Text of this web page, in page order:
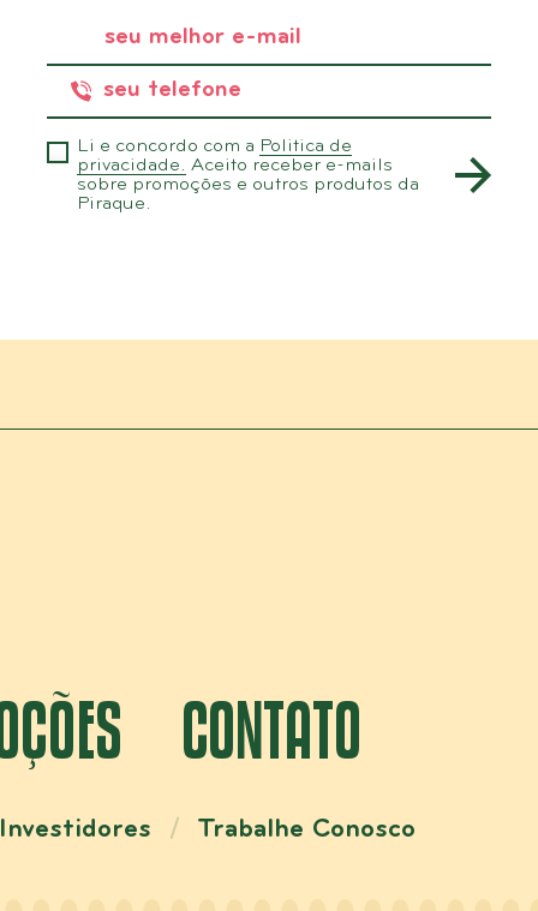
Li e concordo com a Politica de
privacidade.
Aceito receber e-mails
sobre promoções e outros produtos da
Piraque.
CONTATO
Trabalhe Conosco